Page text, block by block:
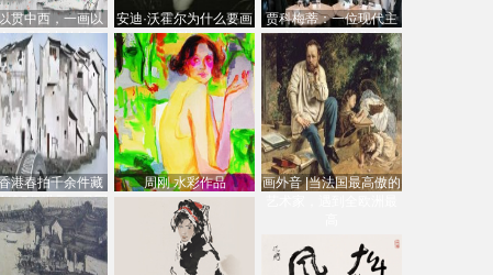
贯中西，一画以
：吴冠中的绘画
创
安迪·沃霍尔为什么要画
芭比
贾科梅蒂：一位现代主
义的“当代”艺术家
港春拍千余件藏
逾7亿港元，吴冠
中
周刚 水彩作品
画外音 |当法国最高傲的